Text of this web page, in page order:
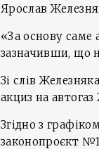
Ярослав
«За основу
зазначивши, що
Зі слів
акциз на автогаз
Згідно з
законопроєкт